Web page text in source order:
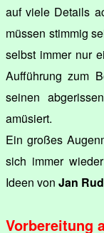
auf viele Details
müssen stimmig
selbst immer nur
Aufführung zum
seinen
amüsiert.
Ein großes
sich immer
Ideen von Jan
Vorbereitung